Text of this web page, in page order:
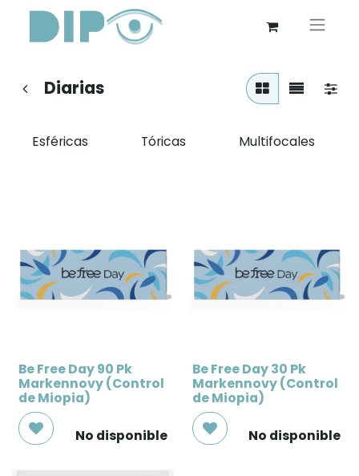
Diarias
Esféricas Tóricas Multifocales
Be Free Day 90 Pk
Markennovy (Control
de Miopia)
No disponible
Be Free Day 30 Pk
Markennovy (Control
de Miopia)
No disponible